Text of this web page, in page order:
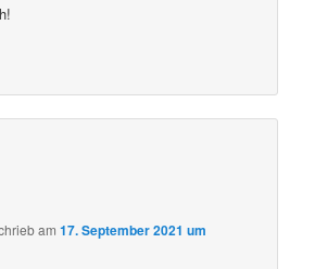
am17. September 2021 um